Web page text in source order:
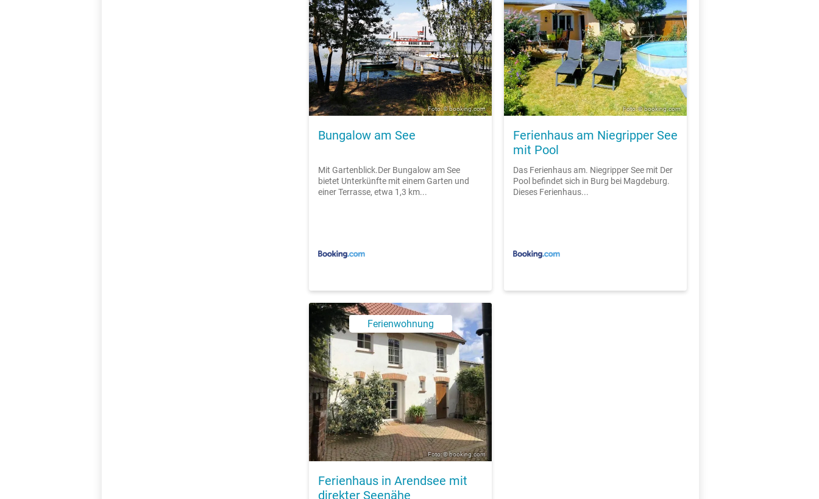
Foto: © booking.com
Bungalow am See
Mit Gartenblick.Der Bungalow am See
bietet Unterkünfte mit einem Garten und
einer Terrasse, etwa 1,3 km...
Foto: © booking.com
Ferienhaus am Niegripper See
mit Pool
Das Ferienhaus am. Niegripper See mit Der
Pool befindet sich in Burg bei Magdeburg.
Dieses Ferienhaus...
Ferienwohnung
Foto: © booking.com
Ferienhaus in Arendsee mit
direkter Seenähe